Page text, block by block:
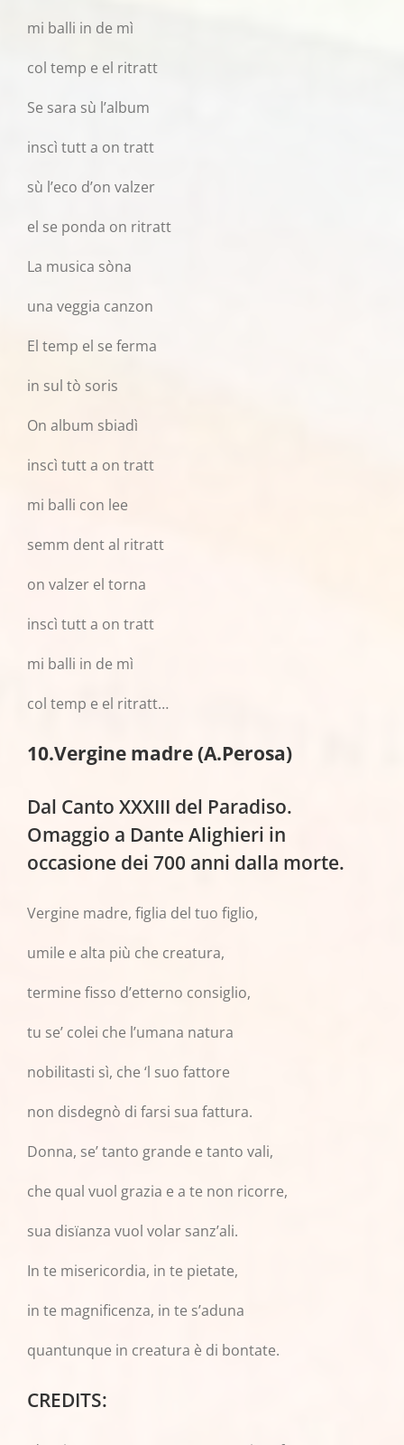
mi balli in de mì
col temp e el ritratt
Se sara sù l’album
inscì tutt a on tratt
sù l’eco d’on valzer
el se ponda on ritratt
La musica sòna
una veggia canzon
El temp el se ferma
in sul tò soris
On album sbiadì
inscì tutt a on tratt
mi balli con lee
semm dent al ritratt
on valzer el torna
inscì tutt a on tratt
mi balli in de mì
col temp e el ritratt…
10.Vergine madre (A.Perosa)
Dal Canto XXXIII del Paradiso.
Omaggio a Dante Alighieri in
occasione dei 700 anni dalla morte.
Vergine madre, figlia del tuo figlio,
umile e alta più che creatura,
termine fisso d’etterno consiglio,
tu se’ colei che l’umana natura
nobilitasti sì, che ‘l suo fattore
non disdegnò di farsi sua fattura.
Donna, se’ tanto grande e tanto vali,
che qual vuol grazia e a te non ricorre,
sua disïanza vuol volar sanz’ali.
In te misericordia, in te pietate,
in te magnificenza, in te s’aduna
quantunque in creatura è di bontate.
CREDITS: